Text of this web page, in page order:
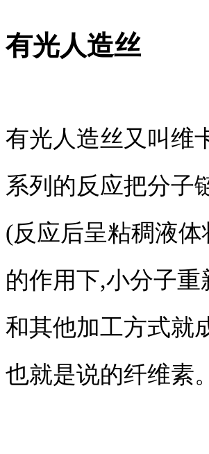
有光人造丝
有光人造丝又叫维
系列的反应把分子
(反应后呈粘稠液
的作用下,小分子
和其他加工方式就
也就是说的纤维素。